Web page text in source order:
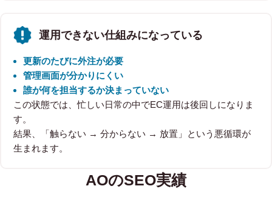
運用できない仕組みになっている
更新のたびに外注が必要
管理画面が分かりにくい
誰が何を担当するか決まっていない
この状態では、忙しい日常の中でEC運用は後回しになりま
す。
結果、「触らない → 分からない → 放置」という悪循環が
生まれます。
AOのSEO実績